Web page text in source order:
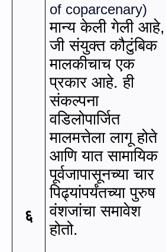
६
of coparcenary)
मान्य केली गेली आहे,
जी संयुक्त कौटुंबिक
मालकीचाच एक
प्रकार आहे. ही
संकल्पना
वडिलोपार्जित
मालमत्तेला लागू होते
आणि यात सामायिक
पूर्वजापासूनच्या चार
पिढ्यांपर्यंतच्या पुरुष
वंशजांचा समावेश
होतो.